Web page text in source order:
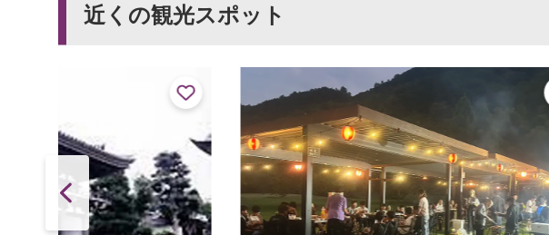
近くの観光スポット